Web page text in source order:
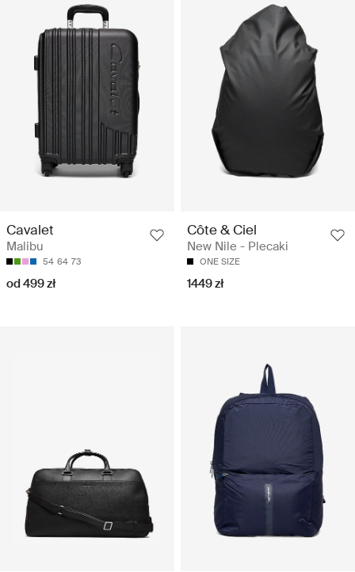
Cavalet
Malibu
54 64 73
od 499 zł
Côte & Ciel
New Nile - Plecaki
ONE SIZE
1449 zł